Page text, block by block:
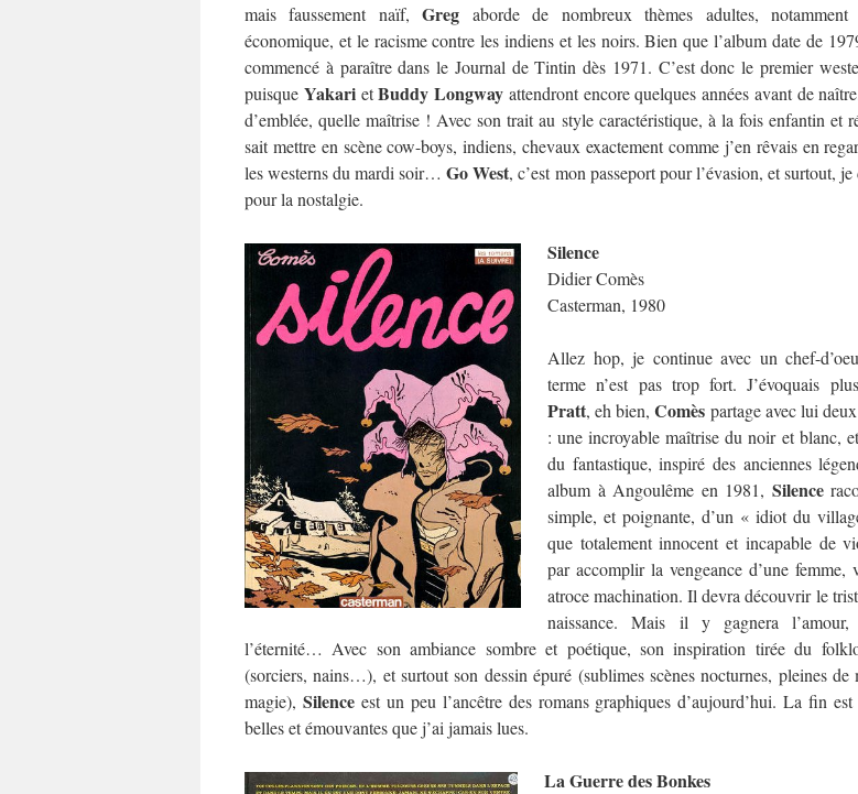
mais faussement naïf,Greg aborde de nombreux thèmes adultes, notamment
économique, et le racisme contre les indiens et les noirs. Bien que l’album date de
commencé à paraître dans le Journal de Tintin dès 1971. C’est donc le premier
puisque YakarietBuddy Longway attendront encore quelques années avant de
d’emblée, quelle maîtrise ! Avec son trait au style caractéristique, à la fois enfantin et
sait mettre en scène cow-boys, indiens, chevaux exactement comme j’en rêvais en
les westerns du mardi soir…Go West, c’est mon passeport pour l’évasion, et surtout, je
pour la nostalgie.
Silence
Didier Comès
Casterman, 1980
Allez hop, je continue avec un chef-
terme n’est pas trop fort. J’évoquais
Pratt, eh bien,Comès partage avec lui
: une incroyable maîtrise du noir et blanc,
du fantastique, inspiré des anciennes
album à Angoulême en 1981, Silence
simple, et poignante, d’un « idiot du
que totalement innocent et incapable de
par accomplir la vengeance d’une femme,
atroce machination. Il devra découvrir le
naissance. Mais il y gagnera l’amour,
l’éternité… Avec son ambiance sombre et poétique, son inspiration tirée du
(sorciers, nains…), et surtout son dessin épuré (sublimes scènes nocturnes, pleines de
magie), Silenceest un peu l’ancêtre des romans graphiques d’aujourd’hui. La fin
belles et émouvantes que j’ai jamais lues.
La Guerre des Bonkes